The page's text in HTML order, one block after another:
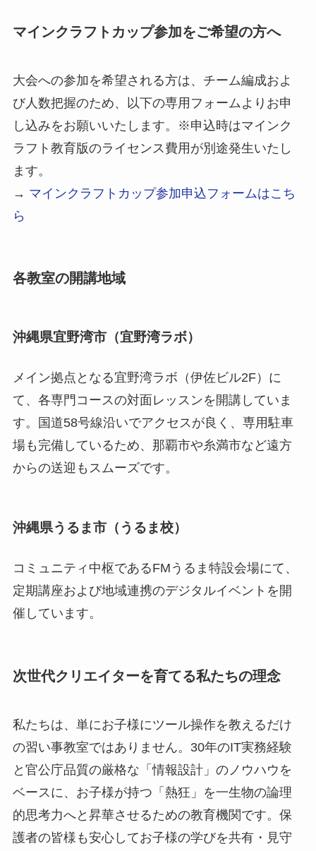
マインクラフトカップ参加をご希望の方へ
大会への参加を希望される方は、チーム編成およ
び人数把握のため、以下の専用フォームよりお申
し込みをお願いいたします。※申込時はマインク
ラフト教育版のライセンス費用が別途発生いたし
ます。
→ マインクラフトカップ参加申込フォームはこち
ら
各教室の開講地域
沖縄県宜野湾市（宜野湾ラボ）
メイン拠点となる宜野湾ラボ（伊佐ビル2F）に
て、各専門コースの対面レッスンを開講していま
す。国道58号線沿いでアクセスが良く、専用駐車
場も完備しているため、那覇市や糸満市など遠方
からの送迎もスムーズです。
沖縄県うるま市（うるま校）
コミュニティ中枢であるFMうるま特設会場にて、
定期講座および地域連携のデジタルイベントを開
催しています。
次世代クリエイターを育てる私たちの理念
私たちは、単にお子様にツール操作を教えるだけ
の習い事教室ではありません。30年のIT実務経験
と官公庁品質の厳格な「情報設計」のノウハウを
ベースに、お子様が持つ「熱狂」を一生物の論理
的思考力へと昇華させるための教育機関です。保
護者の皆様も安心してお子様の学びを共有・見守